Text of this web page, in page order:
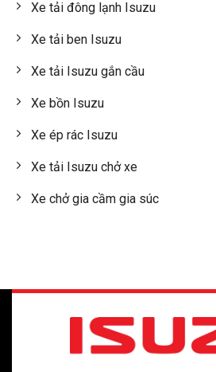
Xe tải đông lạnh Isuzu
Xe tải ben Isuzu
Xe tải Isuzu gắn cầu
Xe bồn Isuzu
Xe ép rác Isuzu
Xe tải Isuzu chở xe
Xe chở gia cầm gia súc